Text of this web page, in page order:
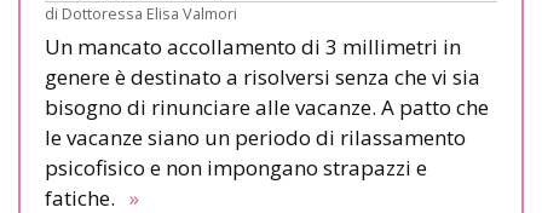
di Dottoressa Elisa Valmori
Un mancato accollamento di 3 millimetri in
genere è destinato a risolversi senza che vi sia
bisogno di rinunciare alle vacanze. A patto che
le vacanze siano un periodo di rilassamento
psicofisico e non impongano strapazzi e
fatiche. »